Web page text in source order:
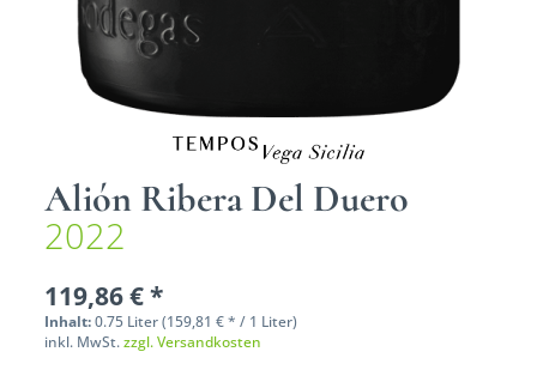
Alión Ribera Del Duero
2022
119,86 € *
Inhalt:0.75 Liter (159,81 € * / 1 Liter)
inkl. MwSt.zzgl. Versandkosten